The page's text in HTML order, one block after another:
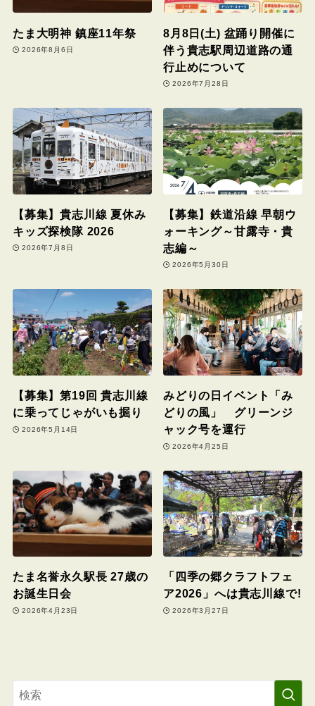
たま大明神 鎮座11年祭
2026年8月6日
8月8日(土) 盆踊り開催に
伴う貴志駅周辺道路の通
行止めについて
2026年7月28日
【募集】貴志川線 夏休み
キッズ探検隊 2026
2026年7月8日
【募集】鉄道沿線 早朝ウ
ォーキング～甘露寺・貴
志編～
2026年5月30日
【募集】第19回 貴志川線
に乗ってじゃがいも掘り
2026年5月14日
みどりの日イベント「み
どりの風」 グリーンジ
ャック号を運行
2026年4月25日
たま名誉永久駅長 27歳の
お誕生日会
2026年4月23日
「四季の郷クラフトフェ
ア2026」へは貴志川線で!
2026年3月27日